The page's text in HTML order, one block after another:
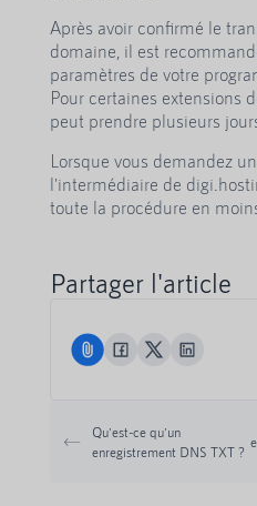
Après avoir confirmé le
domaine, il est
paramètres de votre
Pour certaines extensions
peut prendre plusieurs
Lorsque vous demandez
l'intermédiaire de
toute la procédure en
Partager l'article
Qu'est-ce qu'un
enregistrement DNS TXT ?